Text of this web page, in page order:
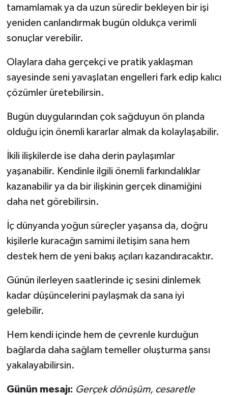
tamamlamak ya da uzun süredir bekleyen bir işi
yeniden canlandırmak bugün oldukça verimli
sonuçlar verebilir.
Olaylara daha gerçekçi ve pratik yaklaşman
sayesinde seni yavaşlatan engelleri fark edip kalıcı
çözümler üretebilirsin.
Bugün duygularından çok sağduyun ön planda
olduğu için önemli kararlar almak da kolaylaşabilir.
İkili ilişkilerde ise daha derin paylaşımlar
yaşanabilir. Kendinle ilgili önemli farkındalıklar
kazanabilir ya da bir ilişkinin gerçek dinamiğini
daha net görebilirsin.
İç dünyanda yoğun süreçler yaşansa da, doğru
kişilerle kuracağın samimi iletişim sana hem
destek hem de yeni bakış açıları kazandıracaktır.
Günün ilerleyen saatlerinde iç sesini dinlemek
kadar düşüncelerini paylaşmak da sana iyi
gelebilir.
Hem kendi içinde hem de çevrenle kurduğun
bağlarda daha sağlam temeller oluşturma şansı
yakalayabilirsin.
Günün mesajı: Gerçek dönüşüm, cesaretle